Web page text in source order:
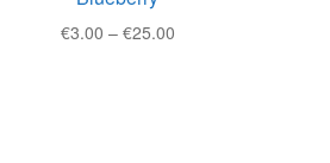
€3.00 – €25.00Price